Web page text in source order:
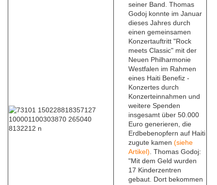
seiner Band. Thomas
Godoj konnte im Januar
dieses Jahres durch
einen gemeinsamen
Konzertauftritt "Rock
meets Classic" mit der
Neuen Philharmonie
Westfalen im Rahmen
eines Haiti Benefiz -
Konzertes durch
Konzerteinnahmen und
weitere Spenden
insgesamt über 50.000
Euro generieren, die
Erdbebenopfern auf Haiti
zugute kamen (siehe
Artikel) . Thomas Godoj:
"Mit dem Geld wurden
17 Kinderzentren
gebaut. Dort bekommen